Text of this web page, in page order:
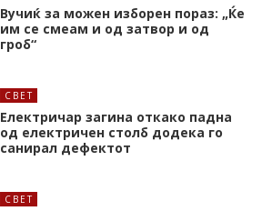
Вучиќ за можен изборен пораз: „Ќе
им се смеам и од затвор и од
гроб“
СВЕТ
Електричар загина откако падна
од електричен столб додека го
санирал дефектот
СВЕТ